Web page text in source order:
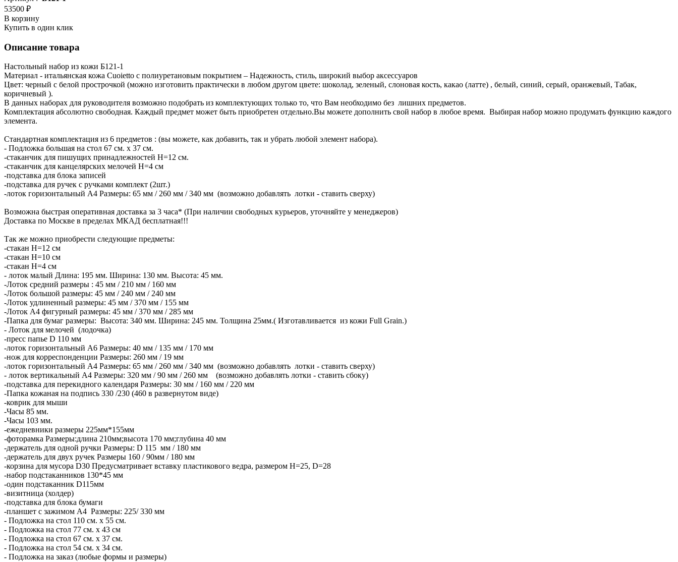
53500 ₽
В корзину
Купить в один клик
Описание товара
Настольный набор из кожи Б121-1
Материал - итальянская кожа Cuoietto с полиуретановым покрытием – Надежность, стиль, широкий выбор аксессуаров
Цвет: черный с белой прострочкой (можно изготовить практически в любом другом цвете: шоколад, зеленый, слоновая кость, какао (латте) , белый, синий, серый, оранжевый, Табак,
коричневый ).
В данных наборах для руководителя возможно подобрать из комплектующих только то, что Вам необходимо без лишних предметов.
Комплектация абсолютно свободная. Каждый предмет может быть приобретен отдельно.Вы можете дополнить свой набор в любое время. Выбирая набор можно продумать функцию каждого
элемента.
Стандартная комплектация из 6 предметов : (вы можете, как добавить, так и убрать любой элемент набора).
- Подложка большая на стол 67 см. х 37 см.
-стаканчик для пишущих принадлежностей H=12 см.
-стаканчик для канцелярских мелочей H=4 см
-подставка для блока записей
-подставка для ручек с ручками комплект (2шт.)
-лоток горизонтальный А4 Размеры: 65 мм / 260 мм / 340 мм (возможно добавлять лотки - ставить сверху)
Возможна быстрая оперативная доставка за 3 часа* (При наличии свободных курьеров, уточняйте у менеджеров)
Доставка по Москве в пределах МКАД бесплатная!!!
Так же можно приобрести следующие предметы:
-стакан Н=12 см
-стакан Н=10 см
-стакан Н=4 см
- лоток малый Длина: 195 мм. Ширина: 130 мм. Высота: 45 мм.
-Лоток средний размеры : 45 мм / 210 мм / 160 мм
-Лоток большой размеры: 45 мм / 240 мм / 240 мм
-Лоток удлиненный размеры: 45 мм / 370 мм / 155 мм
-Лоток А4 фигурный размеры: 45 мм / 370 мм / 285 мм
-Папка для бумаг размеры: Высота: 340 мм. Ширина: 245 мм. Толщина 25мм.( Изготавливается из кожи Full Grain.)
- Лоток для мелочей (лодочка)
-пресс папье D 110 мм
-лоток горизонтальный А6 Размеры: 40 мм / 135 мм / 170 мм
-нож для корреспонденции Размеры: 260 мм / 19 мм
-лоток горизонтальный А4 Размеры: 65 мм / 260 мм / 340 мм (возможно добавлять лотки - ставить сверху)
- лоток вертикальный А4 Размеры: 320 мм / 90 мм / 260 мм (возможно добавлять лотки - ставить сбоку)
-подставка для перекидного календаря Размеры: 30 мм / 160 мм / 220 мм
-Папка кожаная на подпись 330 /230 (460 в развернутом виде)
-коврик для мыши
-Часы 85 мм.
-Часы 103 мм.
-ежедневники размеры 225мм*155мм
-фоторамка Размеры:длина 210мм;высота 170 мм;глубина 40 мм
-держатель для одной ручки Размеры: D 115 мм / 180 мм
-держатель для двух ручек Размеры 160 / 90мм / 180 мм
-корзина для мусора D30 Предусматривает вставку пластикового ведра, размером H=25, D=28
-набор подстаканников 130*45 мм
-один подстаканник D115мм
-визитница (холдер)
-подставка для блока бумаги
-планшет с зажимом А4 Размеры: 225/ 330 мм
- Подложка на стол 110 см. х 55 см.
- Подложка на стол 77 см. х 43 см
- Подложка на стол 67 см. х 37 см.
- Подложка на стол 54 см. х 34 см.
- Подложка на заказ (любые формы и размеры)